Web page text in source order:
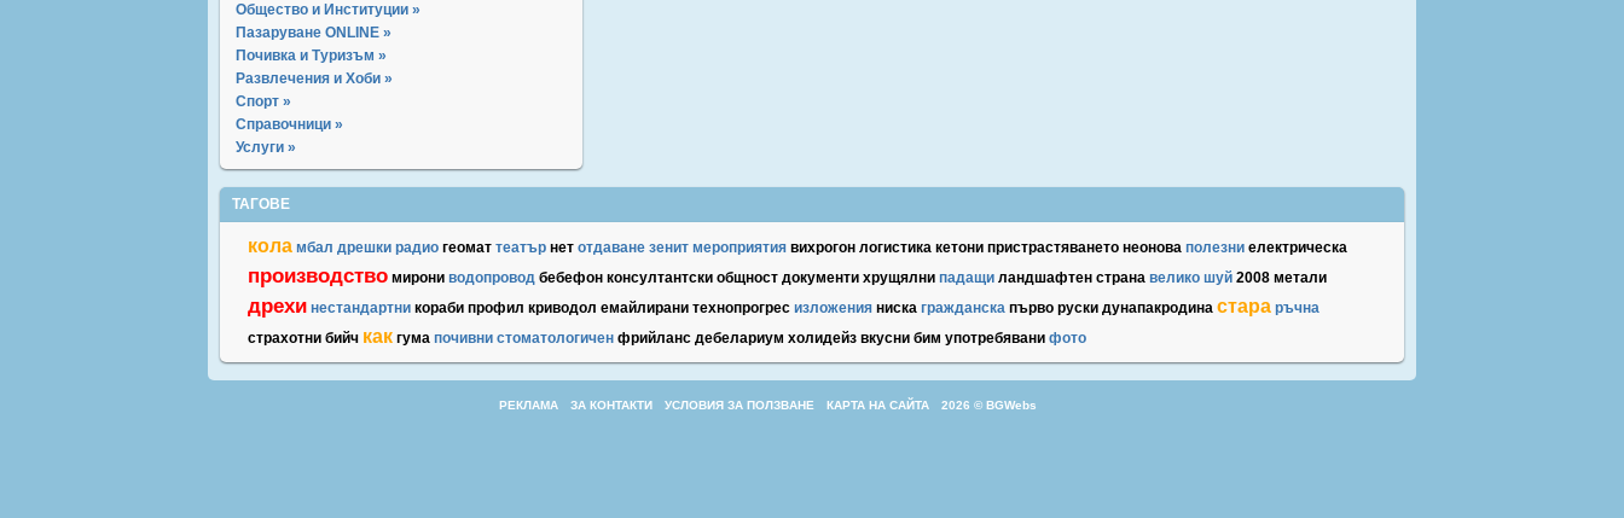
Общество и Институции »
Пазаруване ONLINE »
Почивка и Туризъм »
Развлечения и Хоби »
Спорт »
Справочници »
Услуги »
ТАГОВЕ
кола мбал дрешки радио геомат театър нет отдаване зенит мероприятия вихрогон логистика кетони пристрастяването неонова полезни електрическа
производство мирони водопровод бебефон консултантски общност документи хрущялни падащи ландшафтен страна велико шуй 2008 метали
дрехи нестандартни кораби профил криводол емайлирани технопрогрес изложения ниска гражданска първо руски дунапакродина стара ръчна
страхотни бийч как гума почивни стоматологичен фрийланс дебелариум холидейз вкусни бим употребявани фото
РЕКЛАМА ЗА КОНТАКТИ УСЛОВИЯ ЗА ПОЛЗВАНЕ КАРТА НА САЙТА 2026 © BGWebs